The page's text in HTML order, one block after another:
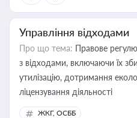
Управління відходами
Про що тема: Правове
з відходами, включаючи їх
утилізацію, дотримання
ліцензування діяльності
ЖКГ, ОСББ